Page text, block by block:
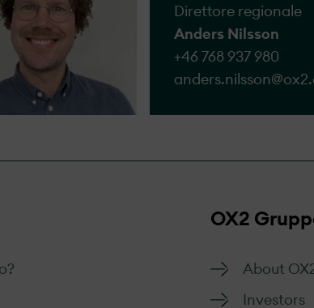
Direttore regionale
Anders Nilsson
+46 768 937 980
OX2
About
Investors